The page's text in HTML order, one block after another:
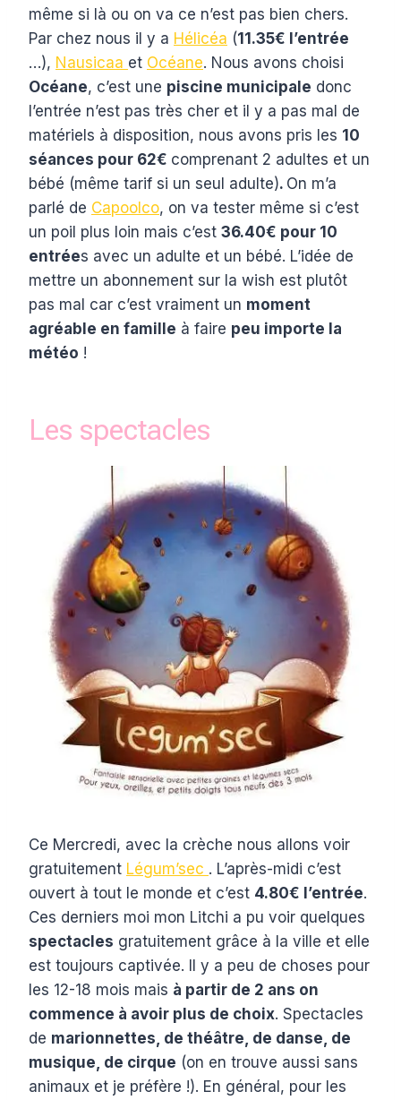
même si là ou on va ce n’est pas bien chers.
Par chez nous il y a Hélicéa (11.35€ l’entrée
…), Nausicaa et Océane. Nous avons choisi
Océane, c’est une piscine municipale donc
l’entrée n’est pas très cher et il y a pas mal de
matériels à disposition, nous avons pris les 10
séances pour 62€ comprenant 2 adultes et un
bébé (même tarif si un seul adulte). On m’a
parlé de Capoolco, on va tester même si c’est
un poil plus loin mais c’est 36.40€ pour 10
entrées avec un adulte et un bébé. L’idée de
mettre un abonnement sur la wish est plutôt
pas mal car c’est vraiment un moment
agréable en famille à faire peu importe la
météo !
Les spectacles
Ce Mercredi, avec la crèche nous allons voir
gratuitement Légum’sec . L’après-midi c’est
ouvert à tout le monde et c’est 4.80€ l’entrée.
Ces derniers moi mon Litchi a pu voir quelques
spectacles gratuitement grâce à la ville et elle
est toujours captivée. Il y a peu de choses pour
les 12-18 mois mais à partir de 2 ans on
commence à avoir plus de choix. Spectacles
de marionnettes, de théâtre, de danse, de
musique, de cirque (on en trouve aussi sans
animaux et je préfère !). En général, pour les